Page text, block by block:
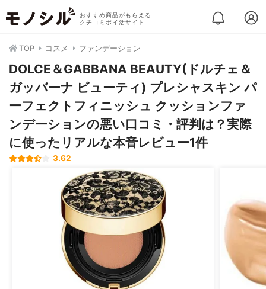
おすすめ商品がもらえる
クチコミポイ活サイト
TOP コスメ ファンデーション
DOLCE＆GABBANA BEAUTY(ドルチェ＆
ガッバーナ ビューティ) プレシャスキン パ
ーフェクトフィニッシュ クッションファ
ンデーションの悪い口コミ・評判は？実際
に使ったリアルな本音レビュー1件
3.62